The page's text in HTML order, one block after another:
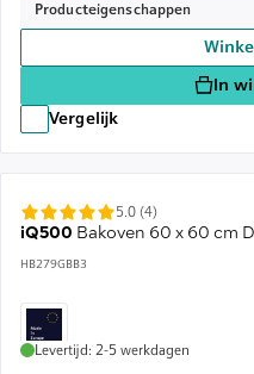
Producteigenschappen
In
Vergelijk
iQ500 Bakoven 60 x 60 cm
HB279GBB3
5.0 (4)
Levertijd: 2-5 werkdagen